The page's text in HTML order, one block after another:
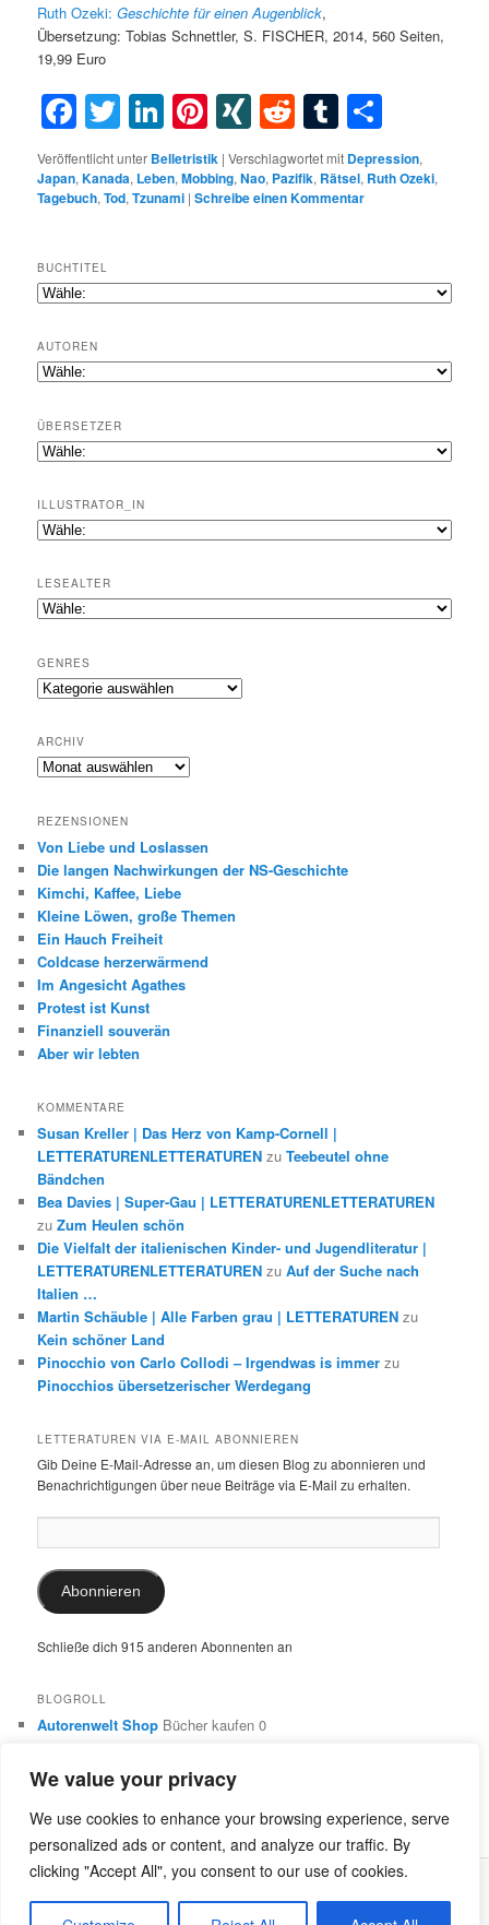
We value your privacy
We use cookies to enhance your browsing experience, serve
personalized ads or content, and analyze our traffic. By
clicking "Accept All", you consent to our use of cookies.
Ruth Ozeki:Geschichte für einen Augenblick,
Übersetzung:Tobias Schnettler, S. FISCHER, 2014, 560 Seiten,
19,99 Euro
Facebook
Twitter
LinkedIn
Pinterest
XINGRedditTumblr
Veröffentlicht unter Belletristik |Verschlagwortet mit Depression,
Japan,Kanada, Leben,Mobbing,Nao, Pazifik, Rätsel, Ruth Ozeki,
Tagebuch,Tod,Tzunami |Schreibe einen Kommentar
BUCHTITEL
AUTOREN
ÜBERSETZER
ILLUSTRATOR_IN
LESEALTER
GENRES
Genres
ARCHIV
Archiv
REZENSIONEN
Von Liebe und Loslassen
Die langen Nachwirkungen der NS-Geschichte
Kimchi, Kaffee, Liebe
Kleine Löwen, große Themen
Ein Hauch Freiheit
Coldcase herzerwärmend
Im Angesicht Agathes
Protest ist Kunst
Finanziell souverän
Aber wir lebten
KOMMENTARE
Susan Kreller | Das Herz von Kamp-Cornell |
LETTERATURENLETTERATUREN zuTeebeutel ohne
Bändchen
Bea Davies | Super-Gau | LETTERATURENLETTERATUREN
zuZum Heulen schön
Die Vielfalt der italienischen Kinder- und Jugendliteratur |
LETTERATURENLETTERATUREN zuAuf der Suche nach
Italien …
Martin Schäuble | Alle Farben grau | LETTERATUREN zu
Kein schöner Land
Pinocchio von Carlo Collodi – Irgendwas is immer zu
Pinocchios übersetzerischer Werdegang
LETTERATUREN VIA E-MAIL ABONNIEREN
Gib Deine E-Mail-Adresse an, um diesen Blog zu abonnieren und
Benachrichtigungen über neue Beiträge via E-Mail zu erhalten.
Mail-
Adresse:
Abonnieren
Schließe dich 915 anderen Abonnenten an
BLOGROLL
Autorenwelt Shop Bücher kaufen 0
0
Dr. Ulrike Schimming
Übersetzungen aus dem Italienischen
und Englischen 0
Stolz präsentiert von WordPress